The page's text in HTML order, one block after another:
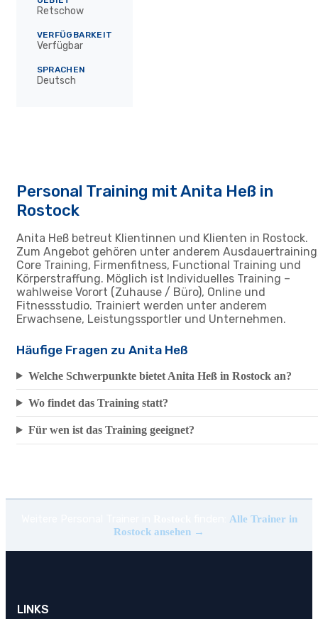
Retschow
VERFÜGBARKEIT
Verfügbar
SPRACHEN
Deutsch
Personal Training mit Anita Heß in
Rostock
Anita Heß betreut Klientinnen und Klienten in Rostock.
Zum Angebot gehören unter anderem
Core Training, Firmenfitness, Functional Training und
Körperstraffung. Möglich ist Individuelles Training –
wahlweise Vorort (Zuhause / Büro), Online und
Fitnessstudio. Trainiert werden unter anderem
Erwachsene, Leistungssportler und Unternehmen.
Häufige Fragen zu Anita Heß
Welche Schwerpunkte bietet Anita Heß in Rostock an?
Wo findet das Training statt?
Für wen ist das Training geeignet?
Alle Trainer in
Rostock ansehen →
LINKS